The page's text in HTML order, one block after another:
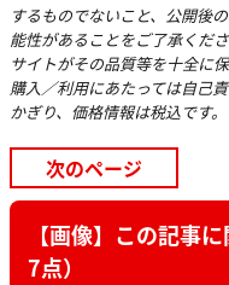
するものでないこと、公開後
能性があることをご了承くだ
サイトがその品質等を十全に
購入／利用にあたっては自己
かぎり、価格情報は税込です。
次のページ
【画像】この記事
7点）